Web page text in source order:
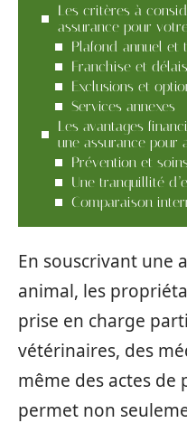
Les critères à
assurance pour
Plafond annuel et
Franchise et
Exclusions et
Services annexes
Les avantages
une assurance pour
Prévention et
Une tranquillité
Comparaison
En souscrivant une
animal, les
prise en charge
vétérinaires, des
même des actes
permet non